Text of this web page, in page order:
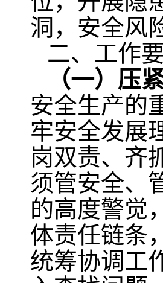
洞，安全风
二、工作
（一）压
安全生产的
牢安全发展
岗双责、齐
须管安全、
的高度警觉
体责任链条
统筹协调工